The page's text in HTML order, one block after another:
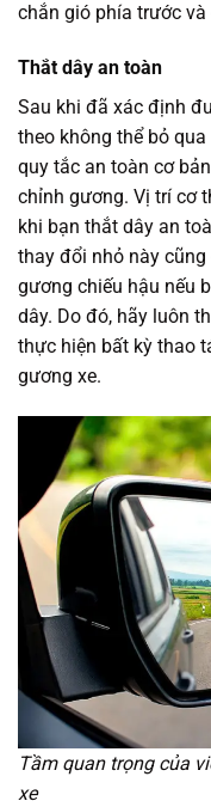
chắn gió phía trước và
Thắt dây an toàn
Sau khi đã xác định
theo không thể bỏ
quy tắc an toàn cơ
chỉnh gương. Vị trí cơ
khi bạn thắt dây an
thay đổi nhỏ này
gương chiếu hậu nếu
dây. Do đó, hãy luôn
thực hiện bất kỳ thao
gương xe.
Tầm quan trọng của
xe